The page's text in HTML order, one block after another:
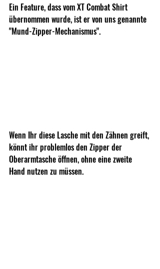
Ein Feature, dass vom XT Combat Shirt
übernommen wurde, ist er von uns genannte
"Mund-Zipper-Mechanismus".
Wenn Ihr diese Lasche mit den Zähnen greift,
könnt ihr problemlos den Zipper der
Oberarmtasche öffnen, ohne eine zweite
Hand nutzen zu müssen.